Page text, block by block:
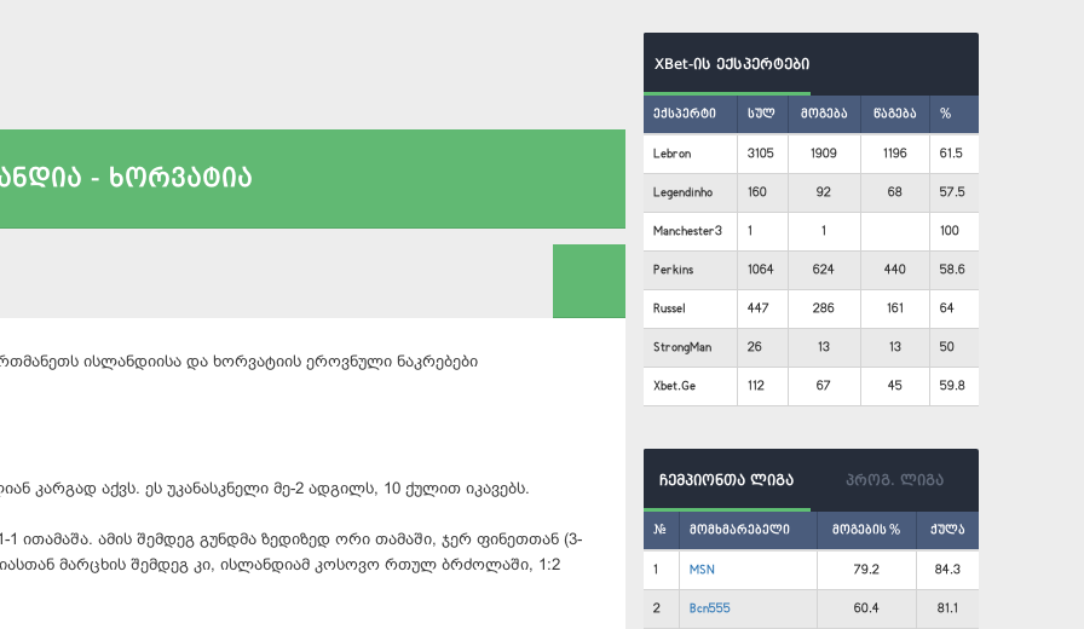
- ხორვატია
ისლანდიისა და ხორვატიის ეროვნული ნაკრებები
კარგად აქვს. ეს უკანასკნელი მე-2 ადგილს, 10 ქულით იკავებს.
ითამაშა. ამის შემდეგ გუნდმა ზედიზედ ორი თამაში, ჯერ ფინეთთან (3-
მარცხის შემდეგ კი, ისლანდიამ კოსოვო რთულ ბრძოლაში, 1:2
XBet-ის ექსპერტები
ექსპერტი სულ მოგება წაგება %
Lebron 3105 1909 1196 61.5
Legendinho 160 92 68 57.5
Manchester3 1 1 100
Perkins 1064 624 440 58.6
Russel 447 286 161 64
StrongMan 26 13 13 50
Xbet.Ge 112 67 45 59.8
ჩემპიონთა ლიგა პროგ. ლიგა
# მომხმარებელი მოგების % ქულა
1 MSN 79.2 84.3
2 Bcn555 60.4 81.1